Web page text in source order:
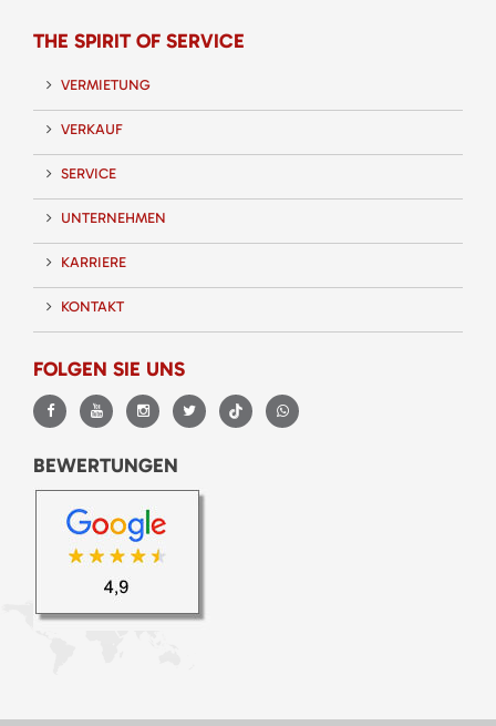
THE SPIRIT OF SERVICE
VERMIETUNG
VERKAUF
SERVICE
UNTERNEHMEN
KARRIERE
KONTAKT
FOLGEN SIE UNS
BEWERTUNGEN